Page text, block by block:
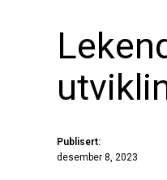
Publisert:
desember 8, 2023